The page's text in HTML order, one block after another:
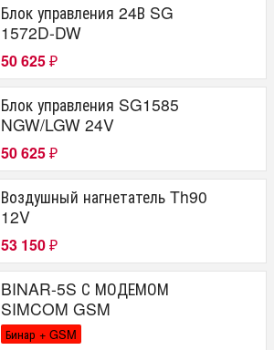
Блок управления 24В SG
1572D-DW
50 625 ₽
Блок управления SG1585
NGW/LGW 24V
50 625 ₽
Воздушный нагнетатель Th90
12V
53 150 ₽
BINAR-5S С МОДЕМОМ
SIMCOM GSM
Бинар + GSM